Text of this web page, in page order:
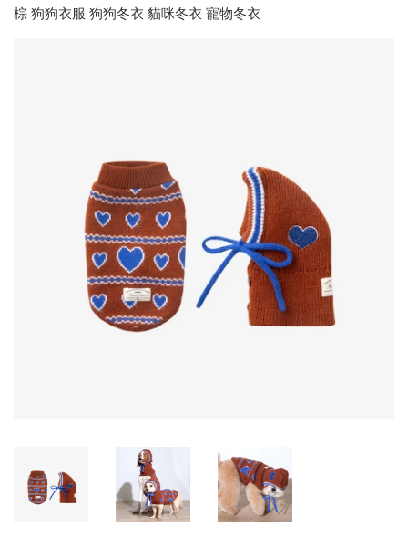
棕 狗狗衣服 狗狗冬衣 貓咪冬衣 寵物冬衣